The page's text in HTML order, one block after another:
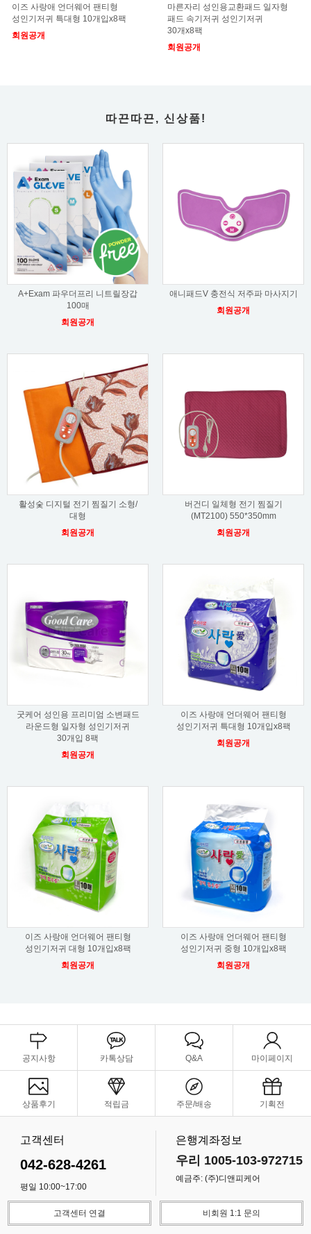
이즈 사랑애 언더웨어 팬티형
성인기저귀 특대형 10개입x8팩
회원공개
마른자리 성인용교환패드 일자형
패드 속기저귀 성인기저귀
30개x8팩
회원공개
따끈따끈, 신상품!
A+Exam 파우더프리 니트릴장갑
100매
회원공개
애니패드V 충전식 저주파 마사지기
회원공개
활성숯 디지털 전기 찜질기 소형/
대형
회원공개
버건디 일체형 전기 찜질기
(MT2100) 550*350mm
회원공개
굿케어 성인용 프리미엄 소변패드
라운드형 일자형 성인기저귀
30개입 8팩
회원공개
이즈 사랑애 언더웨어 팬티형
성인기저귀 특대형 10개입x8팩
회원공개
이즈 사랑애 언더웨어 팬티형
성인기저귀 대형 10개입x8팩
회원공개
이즈 사랑애 언더웨어 팬티형
성인기저귀 중형 10개입x8팩
회원공개
공지사항 카톡상담 Q&A 마이페이지
상품후기 적립금 주문/배송 기획전
고객센터
042-628-4261
평일 10:00~17:00
은행계좌정보
우리 1005-103-972715
예금주: (주)디앤피케어
고객센터 연결 비회원 1:1 문의